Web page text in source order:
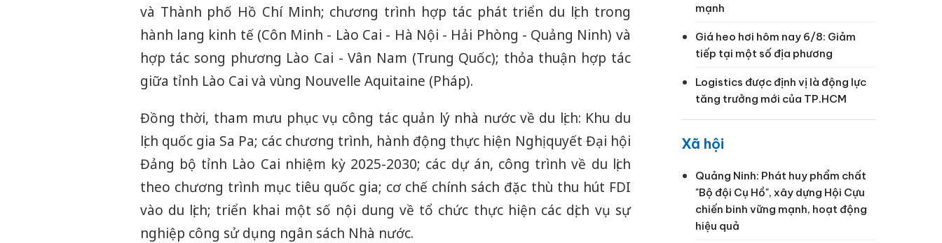
và Thành phố Hồ Chí Minh; chương trình hợp tác phát triển du lịch trong
hành lang kinh tế (Côn Minh - Lào Cai - Hà Nội - Hải Phòng - Quảng Ninh) và
hợp tác song phương Lào Cai - Vân Nam (Trung Quốc); thỏa thuận hợp tác
giữa tỉnh Lào Cai và vùng Nouvelle Aquitaine (Pháp).
Đồng thời, tham mưu phục vụ công tác quản lý nhà nước về du lịch: Khu du
lịch quốc gia Sa Pa; các chương trình, hành động thực hiện Nghị quyết Đại hội
Đảng bộ tỉnh Lào Cai nhiệm kỳ 2025-2030; các dự án, công trình về du lịch
theo chương trình mục tiêu quốc gia; cơ chế chính sách đặc thù thu hút FDI
vào du lịch; triển khai một số nội dung về tổ chức thực hiện các dịch vụ sự
nghiệp công sử dụng ngân sách Nhà nước.
mạnh
Giá heo hơi hôm nay 6/8: Giảm
tiếp tại một số địa phương
Logistics được định vị là động lực
tăng trưởng mới của TP.HCM
Xã hội
Quảng Ninh: Phát huy phẩm chất
"Bộ đội Cụ Hồ", xây dựng Hội Cựu
chiến binh vững mạnh, hoạt động
hiệu quả